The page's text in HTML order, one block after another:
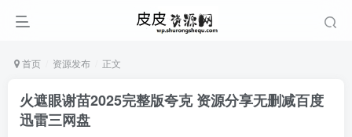
首页 资源发布 正文
火遮眼谢苗2025完整版夸克 资源分享无删减百度
迅雷三网盘